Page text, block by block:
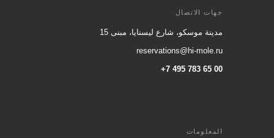
مدينة موسكو، شارع ليسنايا، مبنى 15
reservations@hi-mole.ru
+7 495 783 65 00
جهات الاتصال
المعلومات